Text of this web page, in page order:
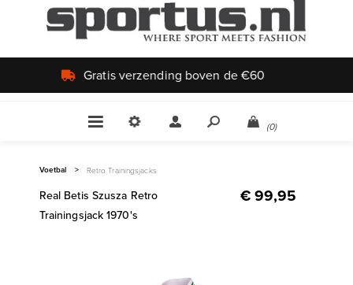
Uniek aanbod
(0)
Voetbal > Retro Trainingsjacks
Real Betis Szusza Retro
Trainingsjack 1970's
€ 99,95